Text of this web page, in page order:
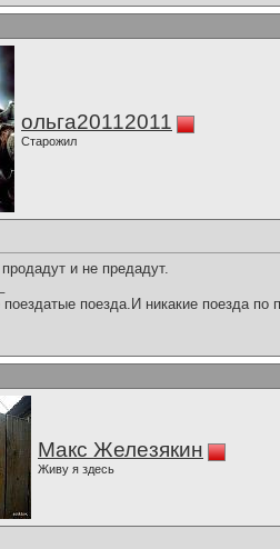
ольга20112011
Старожил
и не предадут.
поезда.И никакие поезда по
Макс Железякин
Живу я здесь